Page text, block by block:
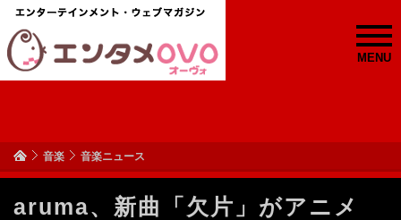
MENU
音楽 音楽ニュース
aruma、新曲「欠片」がアニメ